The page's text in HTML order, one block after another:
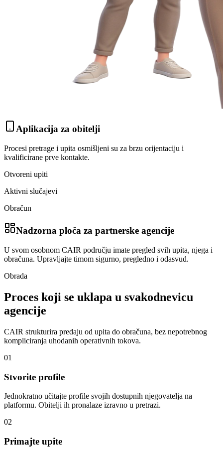
Aplikacija za obitelji
Procesi pretrage i upita osmišljeni su za brzu orijentaciju i
kvalificirane prve kontakte.
Otvoreni upiti
Aktivni slučajevi
Obračun
Nadzorna ploča za partnerske agencije
U svom osobnom CAIR području imate pregled svih upita, njega i
obračuna. Upravljajte timom sigurno, pregledno i odasvud.
Obrada
Proces koji se uklapa u svakodnevicu
agencije
CAIR strukturira predaju od upita do obračuna, bez nepotrebnog
kompliciranja uhodanih operativnih tokova.
01
Stvorite profile
Jednokratno učitajte profile svojih dostupnih njegovatelja na
platformu. Obitelji ih pronalaze izravno u pretrazi.
02
Primajte upite